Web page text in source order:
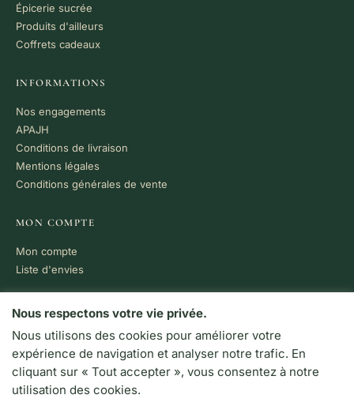
Épicerie sucrée
Produits d'ailleurs
Coffrets cadeaux
INFORMATIONS
Nos engagements
APAJH
Conditions de livraison
Mentions légales
Conditions générales de vente
MON COMPTE
Mon compte
Liste d'envies
PAIEMENT 100% SÉCURISÉ
VISA MC CB
LIVRAISON RAPIDE
Colissimo · Chronopost
Nous respectons votre vie privée.
Nous utilisons des cookies pour améliorer votre
expérience de navigation et analyser notre trafic. En
cliquant sur « Tout accepter », vous consentez à notre
utilisation des cookies.